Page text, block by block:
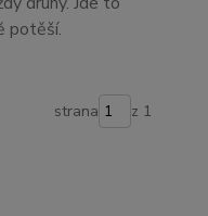
potěší.
strana z 1